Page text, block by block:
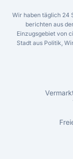
Wir haben täglich 24
berichten aus
Einzugsgebiet von
Stadt aus Politik,